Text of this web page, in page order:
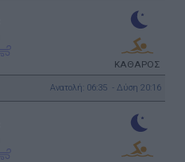
ΚΑΘΑΡΟΣ
Ανατολή: 06:35 - Δύση 20:16